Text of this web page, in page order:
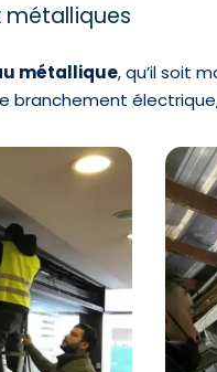
métalliques
métallique, qu’il soit
branchement